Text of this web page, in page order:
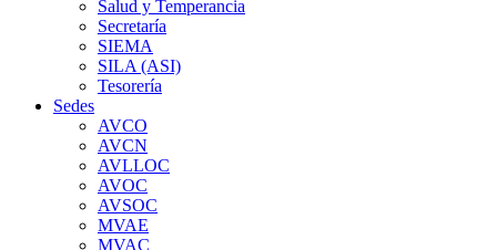
Salud y Temperancia
Secretaría
SIEMA
SILA (ASI)
Tesorería
Sedes
AVCO
AVCN
AVLLOC
AVOC
AVSOC
MVAE
MVAC